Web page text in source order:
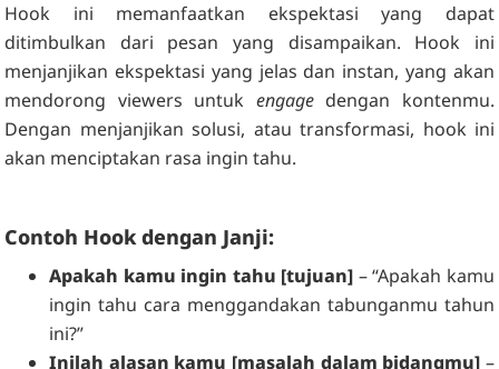
Hook ini memanfaatkan ekspektasi yang dapat
ditimbulkan dari pesan yang disampaikan. Hook ini
menjanjikan ekspektasi yang jelas dan instan, yang akan
mendorong viewers untuk engagedengan kontenmu.
Dengan menjanjikan solusi, atau transformasi, hook ini
akan menciptakan rasa ingin tahu.
Contoh Hook dengan Janji:
Apakah kamu ingin tahu [tujuan] – “Apakah kamu
ingin tahu cara menggandakan tabunganmu tahun
ini?”
Inilah alasan kamu [masalah dalam bidangmu] –